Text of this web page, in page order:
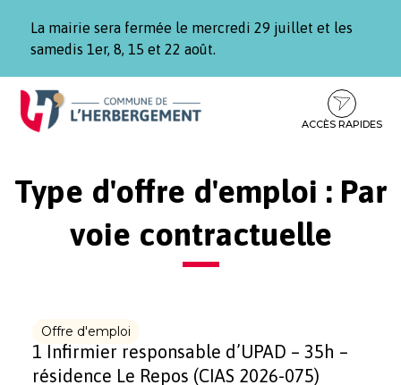
La mairie sera fermée le mercredi 29 juillet et les
samedis 1er, 8, 15 et 22 août.
Aller
Aller
contenu
Aller
pied
ACCÈS RAPIDES
Type d'offre d'emploi : Par
voie contractuelle
Offre d'emploi
1 Infirmier responsable d’UPAD – 35h –
résidence Le Repos (CIAS 2026-075)